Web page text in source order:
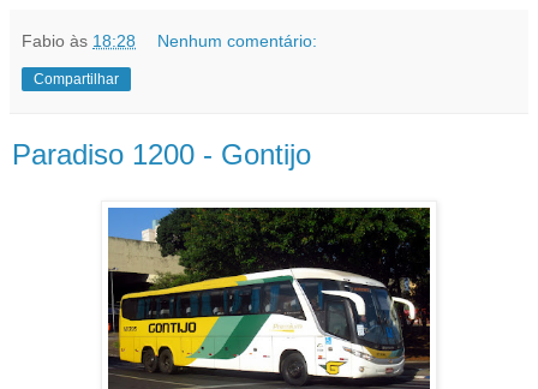
Fabio às 18:28 Nenhum comentário:
Compartilhar
Paradiso 1200 - Gontijo